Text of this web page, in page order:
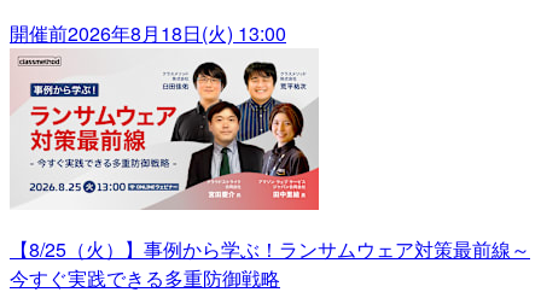
開催前2026年8月18日(火) 13:00
【8/25（火）】事例から学ぶ！ランサムウェア対策最前線～
今すぐ実践できる多重防御戦略